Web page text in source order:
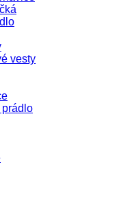
vesty